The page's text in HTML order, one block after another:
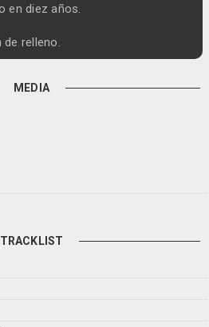
en diez años.
de relleno.
MEDIA
TRACKLIST